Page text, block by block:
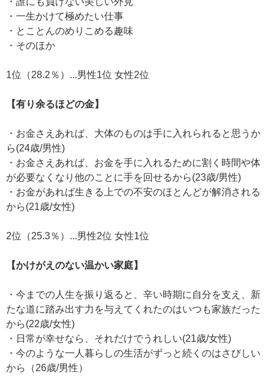
・一生かけて極めたい仕事
・とことんのめりこめる趣味
・そのほか
1位（28.2％）...男性1位 女性2位
【有り余るほどの金】
・お金さえあれば、大体のものは手に入れられると思うか
ら(24歳/男性)
・お金さえあれば、お金を手に入れるために割く時間や体
が必要なくなり他のことに手を回せるから(23歳/男性)
・お金があれば生きる上での不安のほとんどが解消される
から(21歳/女性)
2位（25.3％）...男性2位 女性1位
【かけがえのない温かい家庭】
・今までの人生を振り返ると、辛い時期に自分を支え、新
たな道に踏み出す力を与えてくれたのはいつも家族だった
から(22歳/女性)
・日常が幸せなら、それだけでうれしい(21歳/女性)
・今のような一人暮らしの生活がずっと続くのはさびしい
から（26歳/男性）